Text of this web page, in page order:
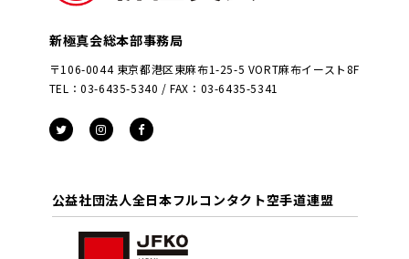
新極真会総本部事務局
〒106-0044 東京都港区東麻布1-25-5 VORT麻布イースト8F
TEL：03-6435-5340 / FAX：03-6435-5341
公益社団法人全日本フルコンタクト空手道連盟